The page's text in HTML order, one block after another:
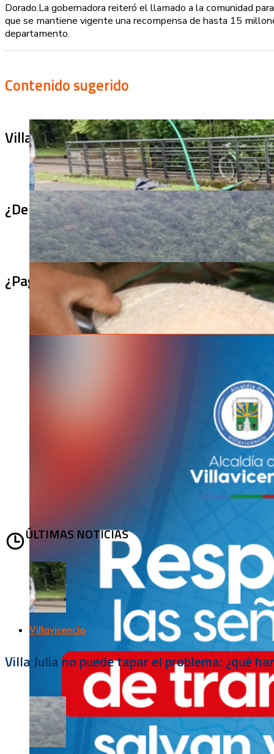
Dorado.La gobernadora reiteró el llamado a la comunidad
que se mantiene vigente una recompensa de hasta 15
departamento.
Contenido sugerido
Villa Julia no puede tapar el problema:
¿De qué sirve un puente terminado si no
¿Pagaron menos de lo permitido por el
ÚLTIMAS NOTICIAS
Villavicencio
Villa Julia no puede tapar el problema: ¿qué